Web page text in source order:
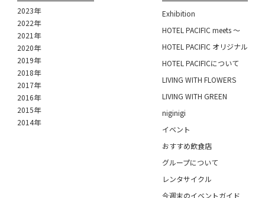
2023年
2022年
2021年
2020年
2019年
2018年
2017年
2016年
2015年
2014年
Exhibition
HOTEL PACIFIC meets ～
HOTEL PACIFIC オリジナル
HOTEL PACIFICについて
LIVING WITH FLOWERS
LIVING WITH GREEN
niginigi
イベント
おすすめ飲食店
グループについて
レンタサイクル
今週末のイベントガイド